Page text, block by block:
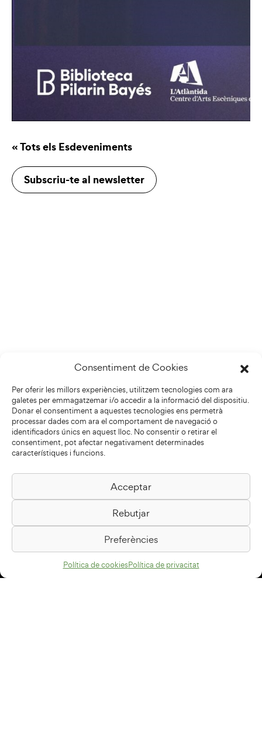
Consentiment de Cookies
Per oferir les millors experiències, utilitzem tecnologies com ara
galetes per emmagatzemar i/o accedir a la informació del dispositiu.
Donar el consentiment a aquestes tecnologies ens permetrà
processar dades com ara el comportament de navegació o
identificadors únics en aquest lloc. No consentir o retirar el
consentiment, pot afectar negativament determinades
característiques i funcions.
Acceptar
Rebutjar
Preferències
Política de cookiesPolítica de privacitat
« Tots els Esdeveniments
Subscriu-te al newsletter
Biblioteca Pilarin Bayés
Passeig de la Generalitat, 1
08500 Vic